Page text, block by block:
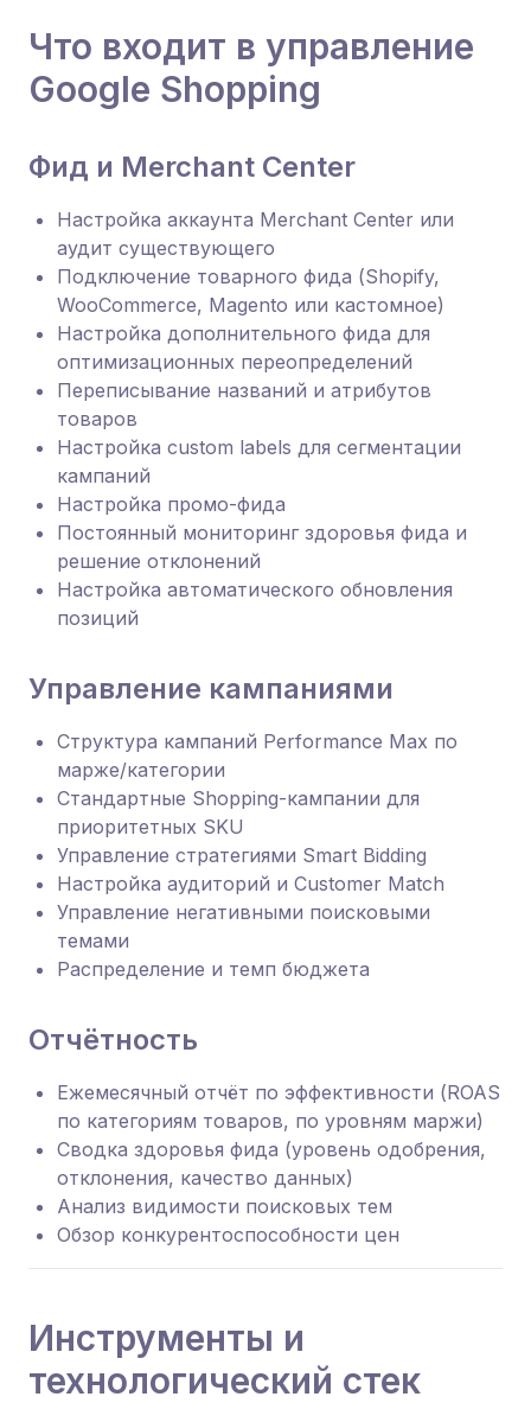
Что входит в управление
Google Shopping
Фид и Merchant Center
Настройка аккаунта Merchant Center или
аудит существующего
Подключение товарного фида (Shopify,
WooCommerce, Magento или кастомное)
Настройка дополнительного фида для
оптимизационных переопределений
Переписывание названий и атрибутов
товаров
Настройка custom labels для сегментации
кампаний
Настройка промо-фида
Постоянный мониторинг здоровья фида и
решение отклонений
Настройка автоматического обновления
позиций
Управление кампаниями
Структура кампаний Performance Max по
марже/категории
Стандартные Shopping-кампании для
приоритетных SKU
Управление стратегиями Smart Bidding
Настройка аудиторий и Customer Match
Управление негативными поисковыми
темами
Распределение и темп бюджета
Отчётность
Ежемесячный отчёт по эффективности (ROAS
по категориям товаров, по уровням маржи)
Сводка здоровья фида (уровень одобрения,
отклонения, качество данных)
Анализ видимости поисковых тем
Обзор конкурентоспособности цен
Инструменты и
технологический стек